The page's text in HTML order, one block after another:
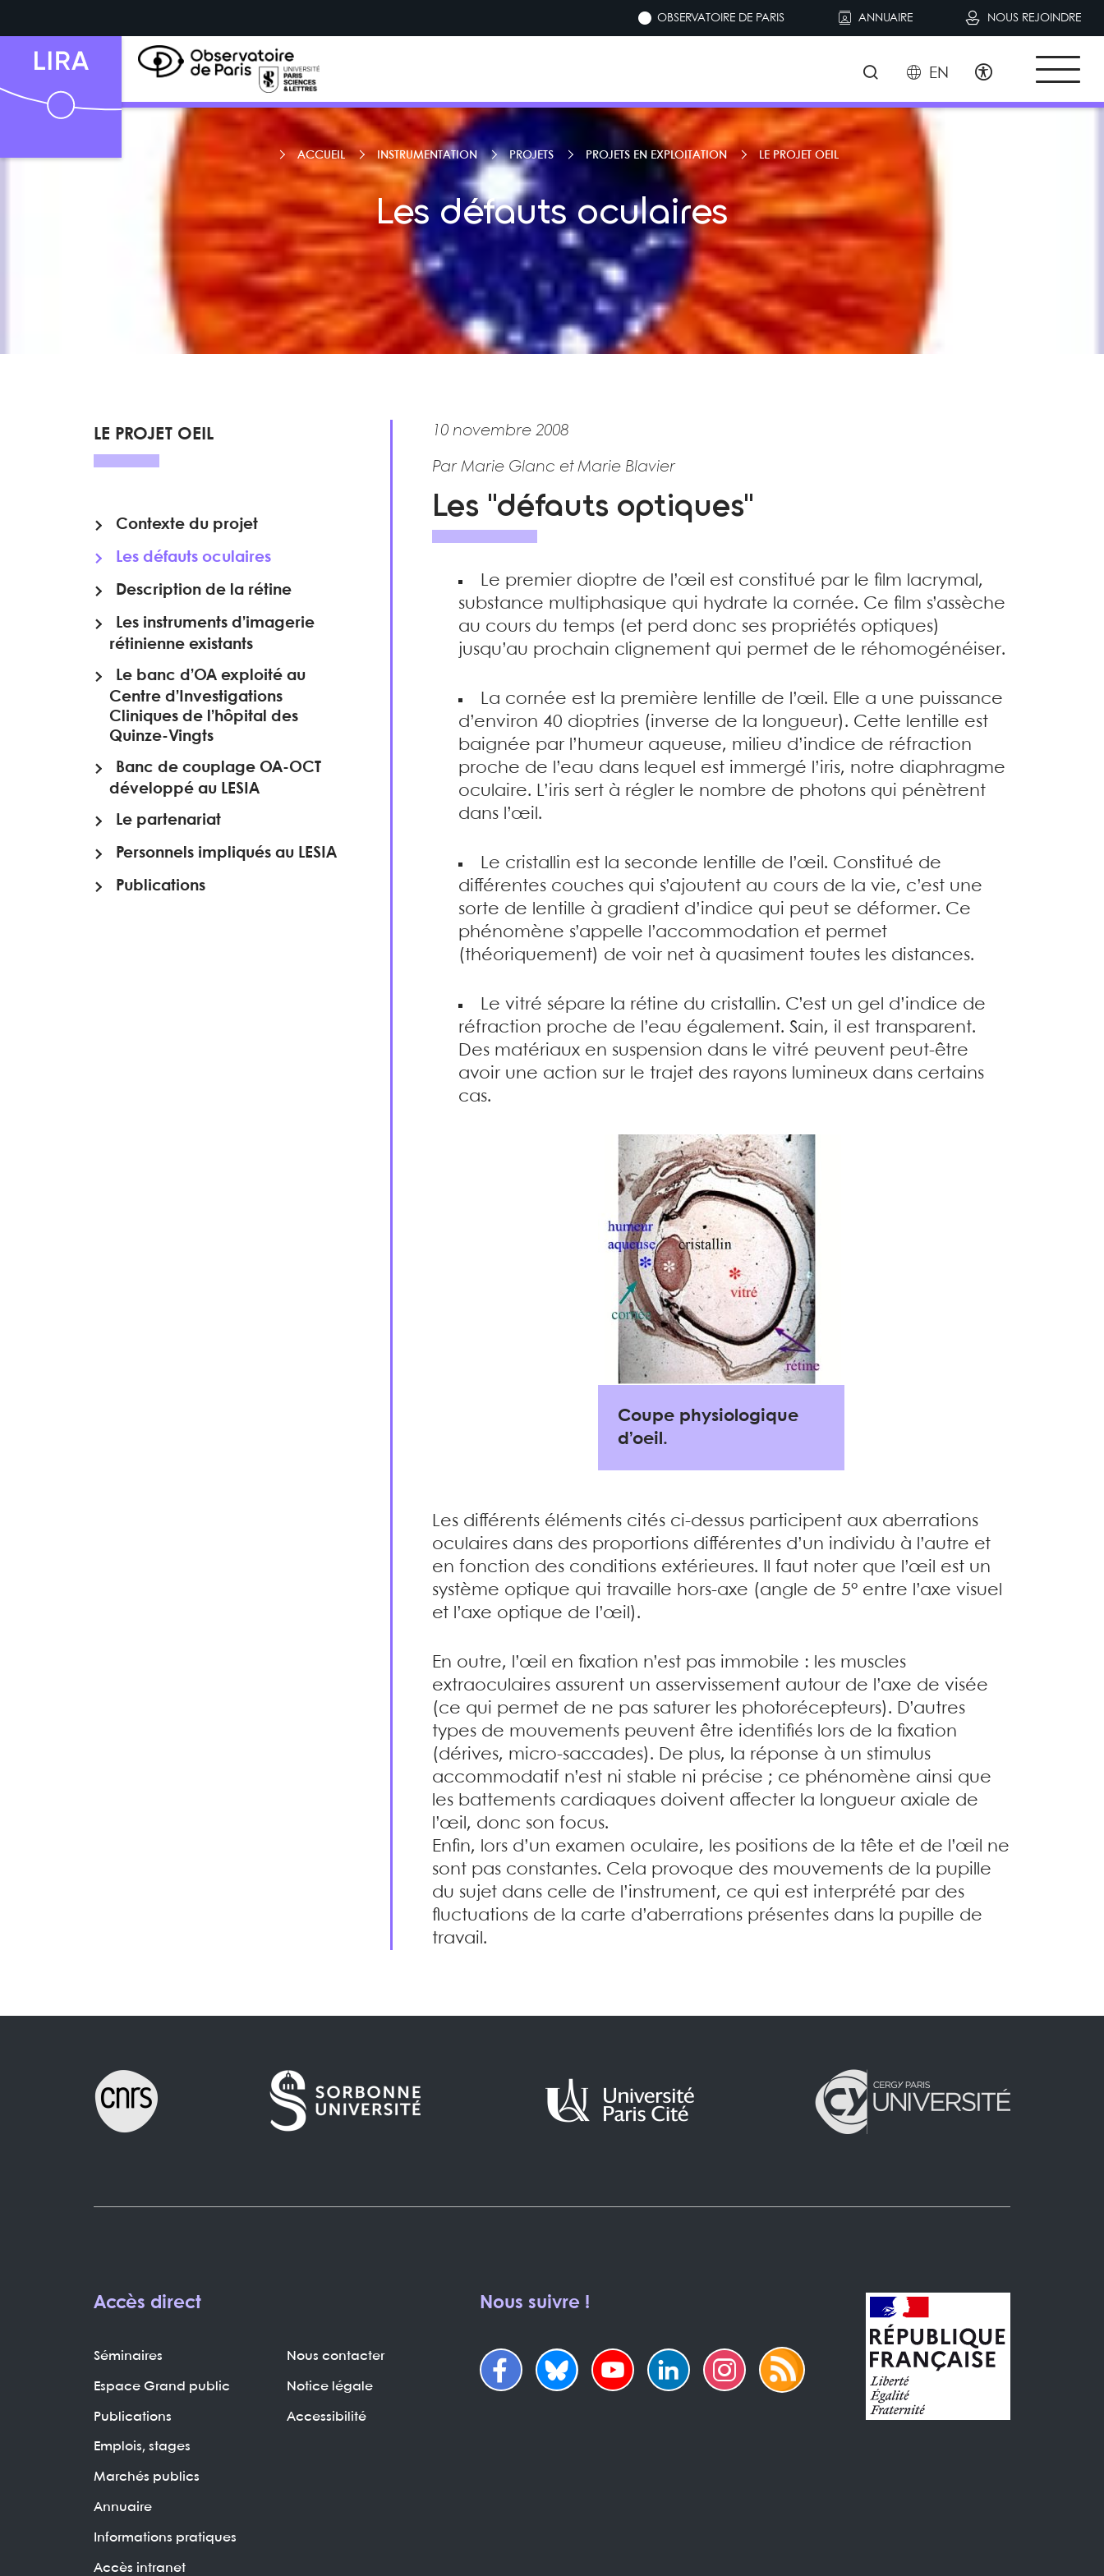
OBSERVATOIRE DE PARIS ANNUAIRE NOUS REJOINDRE
EN
ACCUEIL INSTRUMENTATION PROJETS PROJETS EN EXPLOITATION LE PROJET OEIL
Les défauts oculaires
10 novembre 2008
Par Marie Glanc et Marie Blavier
Les "défauts optiques"
Le premier dioptre de l’œil est constitué par le film lacrymal,
substance multiphasique qui hydrate la cornée. Ce film s’assèche
au cours du temps (et perd donc ses propriétés optiques)
jusqu’au prochain clignement qui permet de le réhomogénéiser.
La cornée est la première lentille de l’œil. Elle a une puissance
d’environ 40 dioptries (inverse de la longueur). Cette lentille est
baignée par l’humeur aqueuse, milieu d’indice de réfraction
proche de l’eau dans lequel est immergé l’iris, notre diaphragme
oculaire. L’iris sert à régler le nombre de photons qui pénètrent
dans l’œil.
Le cristallin est la seconde lentille de l’œil. Constitué de
différentes couches qui s’ajoutent au cours de la vie, c’est une
sorte de lentille à gradient d’indice qui peut se déformer. Ce
phénomène s’appelle l’accommodation et permet
(théoriquement) de voir net à quasiment toutes les distances.
Le vitré sépare la rétine du cristallin. C’est un gel d’indice de
réfraction proche de l’eau également. Sain, il est transparent.
Des matériaux en suspension dans le vitré peuvent peut-être
avoir une action sur le trajet des rayons lumineux dans certains
cas.
Coupe physiologique
d’oeil.
Les différents éléments cités ci-dessus participent aux aberrations
oculaires dans des proportions différentes d’un individu à l’autre et
en fonction des conditions extérieures. Il faut noter que l’œil est un
système optique qui travaille hors-axe (angle de 5° entre l’axe visuel
et l’axe optique de l’œil).
En outre, l’œil en fixation n’est pas immobile : les muscles
extraoculaires assurent un asservissement autour de l’axe de visée
(ce qui permet de ne pas saturer les photorécepteurs). D’autres
types de mouvements peuvent être identifiés lors de la fixation
(dérives, micro-saccades). De plus, la réponse à un stimulus
accommodatif n’est ni stable ni précise ; ce phénomène ainsi que
les battements cardiaques doivent affecter la longueur axiale de
l’œil, donc son focus.
Enfin, lors d’un examen oculaire, les positions de la tête et de l’œil ne
sont pas constantes. Cela provoque des mouvements de la pupille
du sujet dans celle de l’instrument, ce qui est interprété par des
fluctuations de la carte d’aberrations présentes dans la pupille de
travail.
LE PROJET OEIL
Contexte du projet
Les défauts oculaires
Description de la rétine
Les instruments d’imagerie
rétinienne existants
Le banc d’OA exploité au
Centre d’Investigations
Cliniques de l’hôpital des
Quinze-Vingts
Banc de couplage OA-OCT
développé au LESIA
Le partenariat
Personnels impliqués au LESIA
Publications
Accès direct
Séminaires
Espace Grand public
Publications
Emplois, stages
Marchés publics
Annuaire
Informations pratiques
Accès intranet
Nous contacter
Notice légale
Accessibilité
Nous suivre !